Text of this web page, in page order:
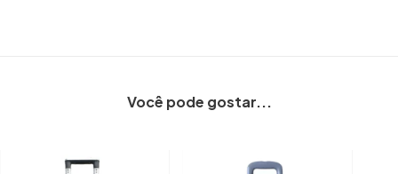
Você pode gostar...